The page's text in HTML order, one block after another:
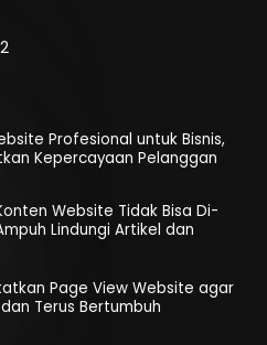
Profesional untuk Bisnis,
Kepercayaan Pelanggan
Website Tidak Bisa Di-
Lindungi Artikel dan
Page View Website agar
Terus Bertumbuh